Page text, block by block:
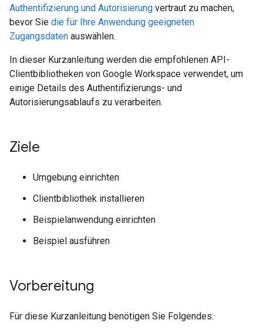
Authentifizierung und Autorisierung vertraut zu machen,
bevor Sie die für Ihre Anwendung geeigneten
Zugangsdaten auswählen.
In dieser Kurzanleitung werden die empfohlenen API-
Clientbibliotheken von Google Workspace verwendet, um
einige Details des Authentifizierungs- und
Autorisierungsablaufs zu verarbeiten.
Ziele
Umgebung einrichten
Clientbibliothek installieren
Beispielanwendung einrichten
Beispiel ausführen
Vorbereitung
Für diese Kurzanleitung benötigen Sie Folgendes: